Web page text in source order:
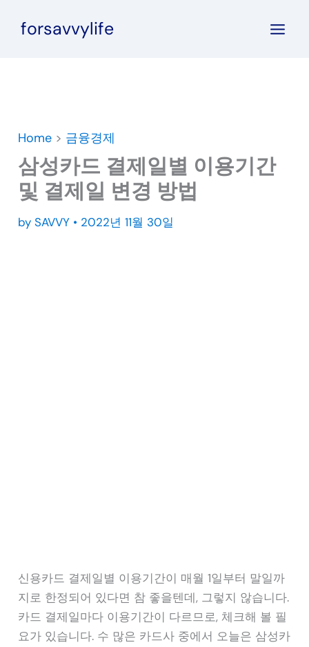
forsavvylife
Home > 금융경제
삼성카드 결제일별 이용기간
및 결제일 변경 방법
by SAVVY • 2022년 11월 30일
신용카드 결제일별 이용기간이 매월 1일부터 말일까
지로 한정되어 있다면 참 좋을텐데, 그렇지 않습니다.
카드 결제일마다 이용기간이 다르므로, 체크해 볼 필
요가 있습니다. 수 많은 카드사 중에서 오늘은 삼성카